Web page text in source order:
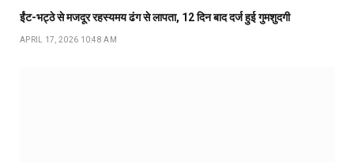
ईंट-भट्ठे से मजदूर रहस्यमय ढंग से लापता, 12 दिन बाद दर्ज हुई गुमशुदगी
APRIL 17, 2026 10:48 AM